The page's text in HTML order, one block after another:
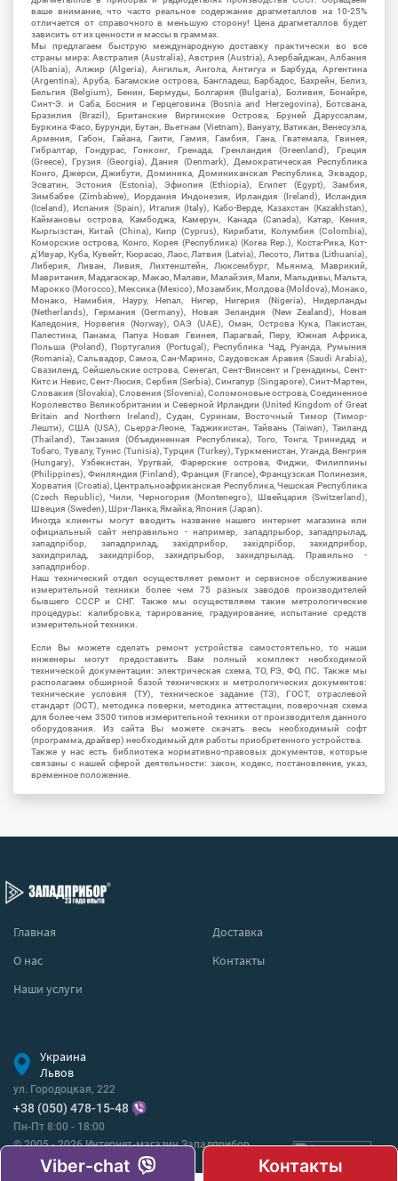
ваше внимание, что часто реальное содержание драгметаллов на 10-25%
отличается от справочного в меньшую сторону! Цена драгметаллов будет
зависить от их ценности и массы в граммах.
Мы предлагаем быструю международную доставку практически во все
страны мира: Австралия (Australia), Австрия (Austria), Азербайджан, Албания
(Albania), Алжир (Algeria), Ангилья, Ангола, Антигуа и Барбуда, Аргентина
(Argentina), Аруба, Багамские острова, Бангладеш, Барбадос, Бахрейн, Белиз,
Бельгия (Belgium), Бенин, Бермуды, Болгария (Bulgaria), Боливия, Бонайре,
Синт-Э. и Саба, Босния и Герцеговина (Bosnia and Herzegovina), Ботсвана,
Бразилия (Brazil), Британские Виргинские Острова, Бруней Даруссалам,
Буркина Фасо, Бурунди, Бутан, Вьетнам (Vietnam), Вануату, Ватикан, Венесуэла,
Армения, Габон, Гайана, Гаити, Гамия, Гамбия, Гана, Гватемала, Гвинея,
Гибралтар, Гондурас, Гонконг, Гренада, Гренландия (Greenland), Греция
(Greece), Грузия (Georgia), Дания (Denmark), Демократическая Республика
Конго, Джерси, Джибути, Доминика, Доминиканская Республика, Эквадор,
Эсватин, Эстония (Estonia), Эфиопия (Ethiopia), Египет (Egypt), Замбия,
Зимбабве (Zimbabwe), Иордания Индонезия, Ирландия (Ireland), Исландия
(Iceland), Испания (Spain), Италия (Italy), Кабо-Верде, Казахстан (Kazakhstan),
Каймановы острова, Камбоджа, Камерун, Канада (Canada), Катар, Кения,
Кыргызстан, Китай (China), Кипр (Cyprus), Кирибати, Колумбия (Colombia),
Коморские острова, Конго, Корея (Республика) (Korea Rep.), Коста-Рика, Кот-
д'Ивуар, Куба, Кувейт, Кюрасао, Лаос, Латвия (Latvia), Лесото, Литва (Lithuania),
Либерия, Ливан, Ливия, Лихтенштейн, Люксембург, Мьянма, Маврикий,
Мавритания, Мадагаскар, Макао, Малави, Малайзия, Мали, Мальдивы, Мальта,
Марокко (Morocco), Мексика (Mexico), Мозамбик, Молдова (Moldova), Монако,
Монако, Намибия, Науру, Непал, Нигер, Нигерия (Nigeria), Нидерланды
(Netherlands), Германия (Germany), Новая Зеландия (New Zealand), Новая
Каледония, Норвегия (Norway), ОАЭ (UAE), Оман, Острова Кука, Пакистан,
Палестина, Панама, Папуа Новая Гвинея, Парагвай, Перу, Южная Африка,
Польша (Poland), Португалия (Portugal), Республика Чад, Руанда, Румыния
(Romania), Сальвадор, Самоа, Сан-Марино, Саудовская Аравия (Saudi Arabia),
Свазиленд, Сейшельские острова, Сенегал, Сент-Винсент и Гренадины, Сент-
Китс и Невис, Сент-Люсия, Сербия (Serbia), Сингапур (Singapore), Синт-Мартен,
Словакия (Slovakia), Словения (Slovenia), Соломоновые острова, Соединенное
Королевство Великобритании и Северной Ирландии (United Kingdom of Great
Britain and Northern Ireland), Судан, Суринам, Восточный Тимор (Тимор-
Лешти), США (USA), Сьерра-Леоне, Таджикистан, Тайвань (Taiwan), Таиланд
(Thailand), Танзания (Объединенная Республика), Того, Тонга, Тринидад и
Тобаго, Тувалу, Тунис (Tunisia), Турция (Turkey), Туркменистан, Уганда, Венгрия
(Hungary), Узбекистан, Уругвай, Фарерские острова, Фиджи, Филиппины
(Philippines), Финляндия (Finland), Франция (France), Французская Полинезия,
Хорватия (Croatia), Центральноафриканская Республика, Чешская Республика
(Czech Republic), Чили, Черногория (Montenegro), Швейцария (Switzerland),
Швеция (Sweden), Шри-Ланка, Ямайка, Япония (Japan).
Иногда клиенты могут вводить название нашего интернет магазина или
официальный сайт неправильно - например, западпрыбор, западпрылад,
западпрібор, западприлад, західприбор, західпрібор, захидприбор,
захидприлад, захидпрібор, захидпрыбор, захидпрылад. Правильно -
западприбор.
Наш технический отдел осуществляет ремонт и сервисное обслуживание
измерительной техники более чем 75 разных заводов производителей
бывшего СССР и СНГ. Также мы осуществляем такие метрологические
процедуры: калибровка, тарирование, градуирование, испытание средств
измерительной техники.
Если Вы можете сделать ремонт устройства самостоятельно, то наши
инженеры могут предоставить Вам полный комплект необходимой
технической документации: электрическая схема, ТО, РЭ, ФО, ПС. Также мы
располагаем обширной базой технических и метрологических документов:
технические условия (ТУ), техническое задание (ТЗ), ГОСТ, отраслевой
стандарт (ОСТ), методика поверки, методика аттестации, поверочная схема
для более чем 3500 типов измерительной техники от производителя данного
оборудования. Из сайта Вы можете скачать весь необходимый софт
(программа, драйвер) необходимый для работы приобретенного устройства.
Также у нас есть библиотека нормативно-правовых документов, которые
связаны с нашей сферой деятельности: закон, кодекс, постановление, указ,
временное положение.
Главная
Доставка
О нас
Контакты
Наши услуги
Украина
Львов
ул. Городоцкая, 222
+38 (050) 478-15-48
Пн-Пт 8:00 - 18:00
© 2005 - 2026 Интернет-магазин Западприбор
Все права защищены.
Viber-chat Контакты